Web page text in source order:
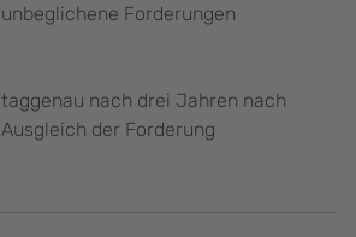
unbeglichene Forderungen
taggenau nach drei Jahren nach
Ausgleich der Forderung